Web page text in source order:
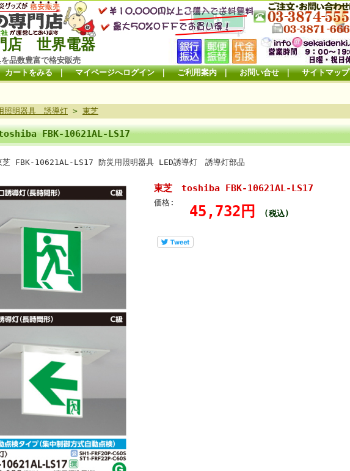
店 世界電器
品数豊富で格安販売
カートをみる｜ マイページへログイン｜ ご利用案内｜ お問い合せ｜ サイトマップ
照明器具 誘導灯 > 東芝
FBK-10621AL-LS17
FBK-10621AL-LS17 防災用照明器具 LED誘導灯 誘導灯部品
東芝 toshiba FBK-10621AL-LS17
価格:
45,732円 (税込)